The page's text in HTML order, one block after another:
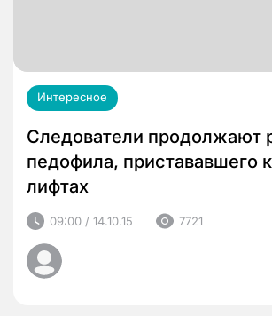
Интересное
Следователи продолжают
педофила, пристававшего
лифтах
09:00 / 14.10.15 7721